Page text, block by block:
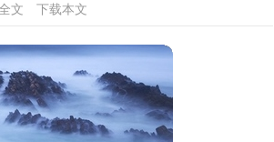
文 下载本文